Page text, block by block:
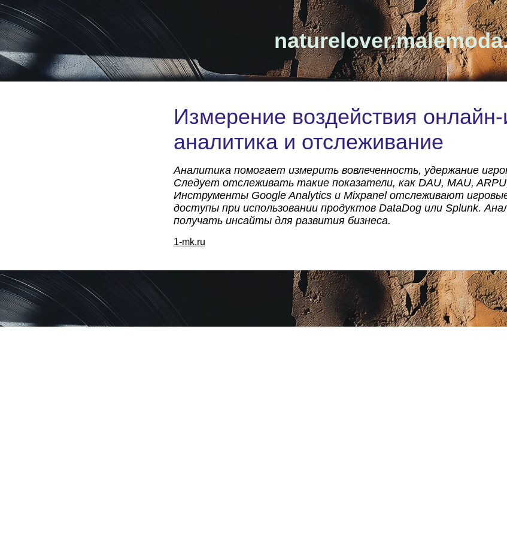
Измерение воздействия онлайн-
аналитика и отслеживание
Аналитика помогает измерить вовлеченность, удержание
Следует отслеживать такие показатели, как DAU, MAU,
Инструменты Google Analytics и Mixpanel отслеживают
доступы при использовании продуктов DataDog или Splunk.
получать инсайты для развития бизнеса.
1-mk.ru